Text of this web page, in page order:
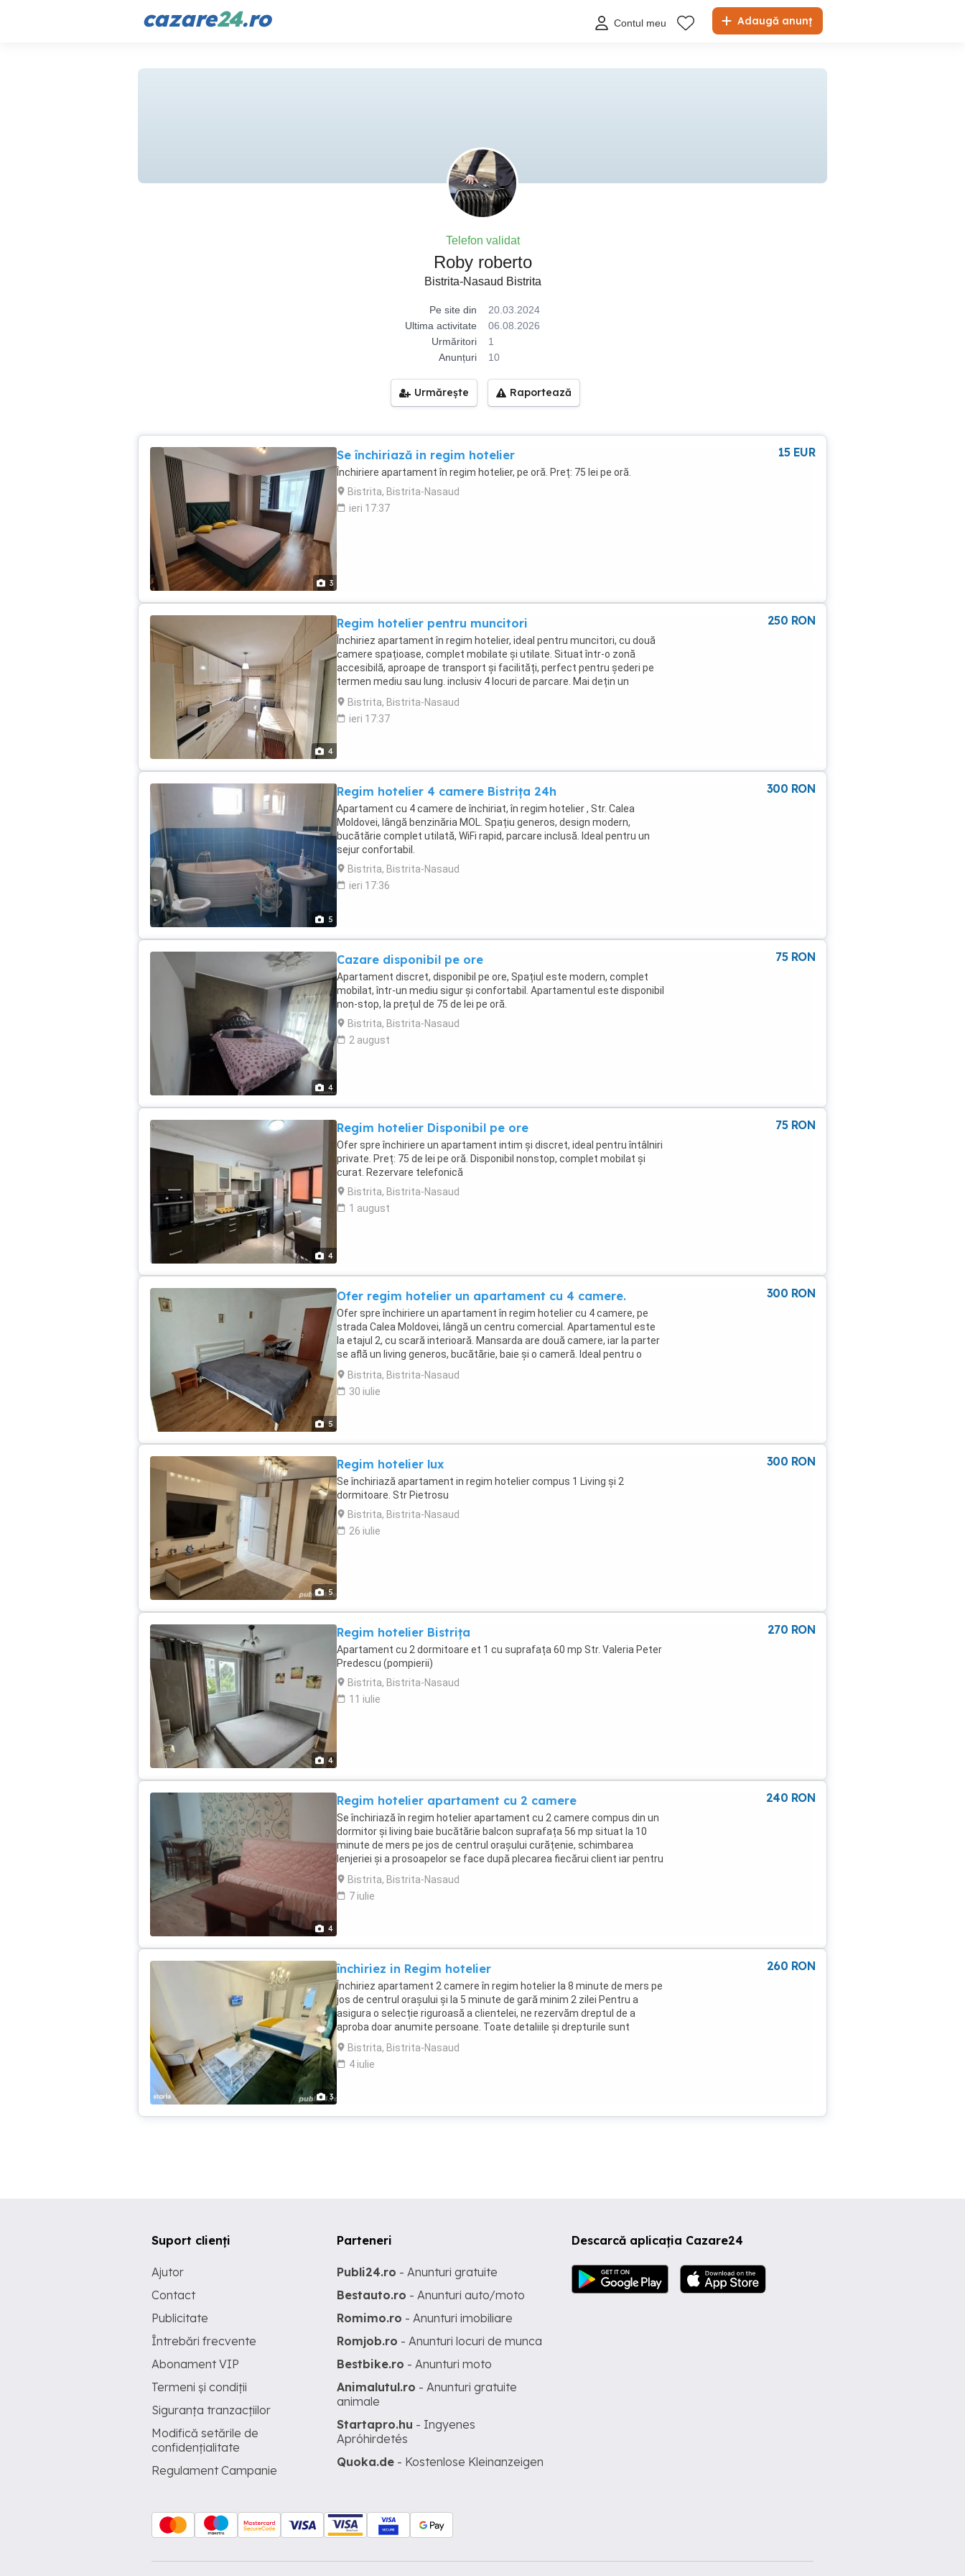
cazare24.ro Adaugă anunț
Contul meu
Telefon validat
Roby roberto
Bistrita-Nasaud Bistrita
Pe site din
20.03.2024
Ultima activitate
06.08.2026
Urmăritori
1
Anunțuri
10
Urmărește Raportează
3
Se închiriază in regim hotelier
Închiriere apartament în regim hotelier, pe oră. Preț: 75 lei pe oră.
Bistrita, Bistrita-Nasaud
ieri 17:37
15 EUR
4
Regim hotelier pentru muncitori
Închiriez apartament în regim hotelier, ideal pentru muncitori, cu două
camere spațioase, complet mobilate și utilate. Situat într-o zonă
accesibilă, aproape de transport și facilități, perfect pentru șederi pe
termen mediu sau lung. inclusiv 4 locuri de parcare. Mai dețin un
apartament cu 4 camere la prețu de 300 lei pe noapte incluzând și 4
locuri de parcare.
Bistrita, Bistrita-Nasaud
ieri 17:37
250 RON
5
Regim hotelier 4 camere Bistrița 24h
Apartament cu 4 camere de închiriat, în regim hotelier , Str. Calea
Moldovei, lângă benzinăria MOL. Spațiu generos, design modern,
bucătărie complet utilată, WiFi rapid, parcare inclusă. Ideal pentru un
sejur confortabil.
Bistrita, Bistrita-Nasaud
ieri 17:36
300 RON
4
Cazare disponibil pe ore
Apartament discret, disponibil pe ore, Spațiul este modern, complet
mobilat, într-un mediu sigur și confortabil. Apartamentul este disponibil
non-stop, la prețul de 75 de lei pe oră.
Bistrita, Bistrita-Nasaud
2 august
75 RON
4
Regim hotelier Disponibil pe ore
Ofer spre închiriere un apartament intim și discret, ideal pentru întâlniri
private. Preț: 75 de lei pe oră. Disponibil nonstop, complet mobilat și
curat. Rezervare telefonică
Bistrita, Bistrita-Nasaud
1 august
75 RON
5
Ofer regim hotelier un apartament cu 4 camere.
Ofer spre închiriere un apartament în regim hotelier cu 4 camere, pe
strada Calea Moldovei, lângă un centru comercial. Apartamentul este
la etajul 2, cu scară interioară. Mansarda are două camere, iar la parter
se află un living generos, bucătărie, baie și o cameră. Ideal pentru o
cazare confortabilă, aproape de toate facilitățile. Rezervă acum și
bucură-te de o experiență de neuitat! minim 3 zile iar pentru o zi e 400
lei
Bistrita, Bistrita-Nasaud
30 iulie
300 RON
5
Regim hotelier lux
Se închiriază apartament in regim hotelier compus 1 Living și 2
dormitoare. Str Pietrosu
Bistrita, Bistrita-Nasaud
26 iulie
300 RON
4
Regim hotelier Bistrița
Apartament cu 2 dormitoare et 1 cu suprafața 60 mp Str. Valeria Peter
Predescu (pompierii)
Bistrita, Bistrita-Nasaud
11 iulie
270 RON
4
Regim hotelier apartament cu 2 camere
Se închiriază în regim hotelier apartament cu 2 camere compus din un
dormitor și living baie bucătărie balcon suprafața 56 mp situat la 10
minute de mers pe jos de centrul orașului curățenie, schimbarea
lenjeriei și a prosoapelor se face după plecarea fiecărui client iar pentru
perioade mai lungi de cazare se face din 5 în 5 zile zonă Kaufland
Pentru achitarea a 3 zile se face un discount
Bistrita, Bistrita-Nasaud
7 iulie
240 RON
3
închiriez in Regim hotelier
Închiriez apartament 2 camere în regim hotelier la 8 minute de mers pe
jos de centrul orașului și la 5 minute de gară minim 2 zilei Pentru a
asigura o selecție riguroasă a clientelei, ne rezervăm dreptul de a
aproba doar anumite persoane. Toate detaliile și drepturile sunt
rezervate. Pentru informații suplimentare și rezervari contactați-ne
Bistrita, Bistrita-Nasaud
4 iulie
260 RON
Descarcă aplicația Cazare24
Suport clienți
Ajutor
Contact
Publicitate
Întrebări frecvente
Abonament VIP
Termeni și condiții
Siguranța tranzacțiilor
Modifică setările de
confidențialitate
Regulament Campanie
Parteneri
Publi24.ro - Anunturi gratuite
Bestauto.ro - Anunturi auto/moto
Romimo.ro - Anunturi imobiliare
Romjob.ro - Anunturi locuri de munca
Bestbike.ro - Anunturi moto
Animalutul.ro - Anunturi gratuite
animale
Startapro.hu - Ingyenes
Apróhirdetés
Quoka.de - Kostenlose Kleinanzeigen